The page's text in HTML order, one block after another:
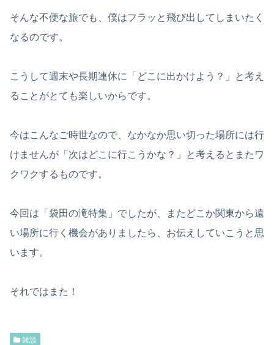
そんな不便な旅でも、僕はフラッと飛び出してしまいたく
なるのです。
こうして週末や長期連休に「どこに出かけよう？」と考え
ることがとても楽しいからです。
今はこんなご時世なので、なかなか思い切った場所には行
けませんが「次はどこに行こうかな？」と考えるとまたワ
クワクするものです。
今回は「袋田の滝特集」でしたが、またどこか関東から遠
い場所に行く機会がありましたら、お伝えしていこうと思
います。
それではまた！
雑談